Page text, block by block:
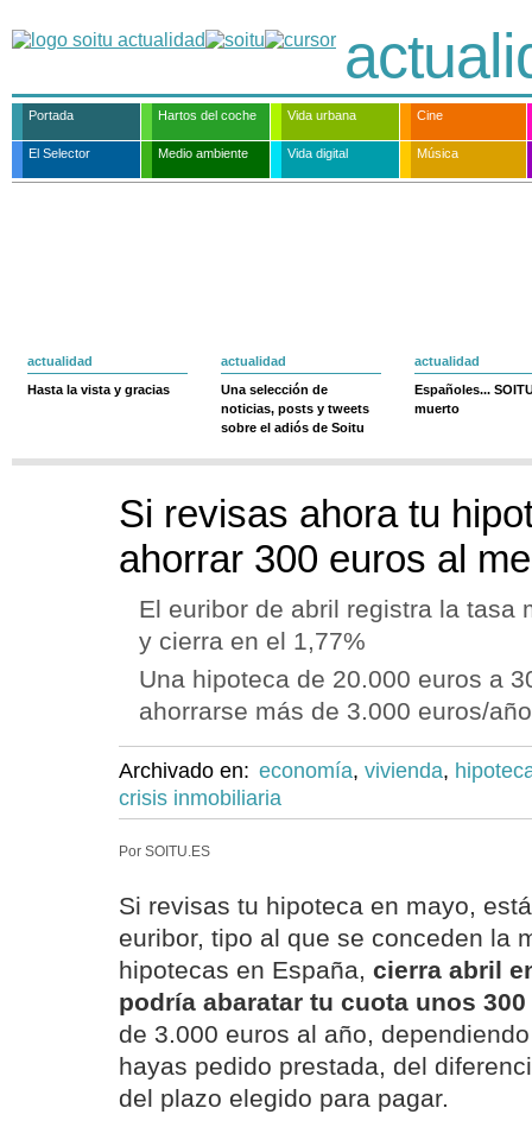
Portada Hartos del coche Vida urbana Cine
El Selector Medio ambiente Vida digital Música
actualidad
Hasta la vista y gracias
actualidad
Una selección de
noticias, posts y tweets
sobre el adiós de Soitu
actualidad
Españoles...
muerto
Si revisas ahora tu
ahorrar 300 euros al
El euribor de abril registra la tasa
y cierra en el 1,77%
Una hipoteca de 20.000 euros a
ahorrarse más de 3.000 euros/año
Archivado en: economía, vivienda,
crisis inmobiliaria
Por SOITU.ES
Si revisas tu hipoteca en mayo,
euribor, tipo al que se conceden la
hipotecas en España, cierra abril
podría abaratar tu cuota unos
de 3.000 euros al año,
hayas pedido prestada, del
del plazo elegido para pagar.